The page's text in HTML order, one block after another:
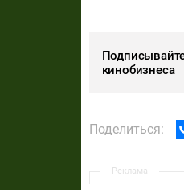
кинобизнеса
Поделиться:
Реклама